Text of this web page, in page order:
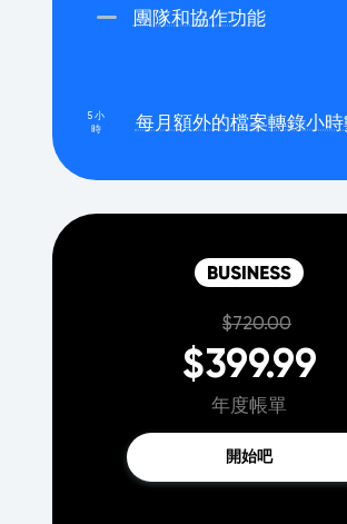
團隊和協作功能
5 小
時
每月額外的檔案轉錄小時
$720.00
$399.99
年度帳單
開始吧